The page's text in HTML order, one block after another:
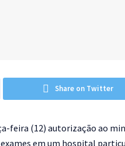
Share on Twitter
feira (12) autorização ao
em um hospital